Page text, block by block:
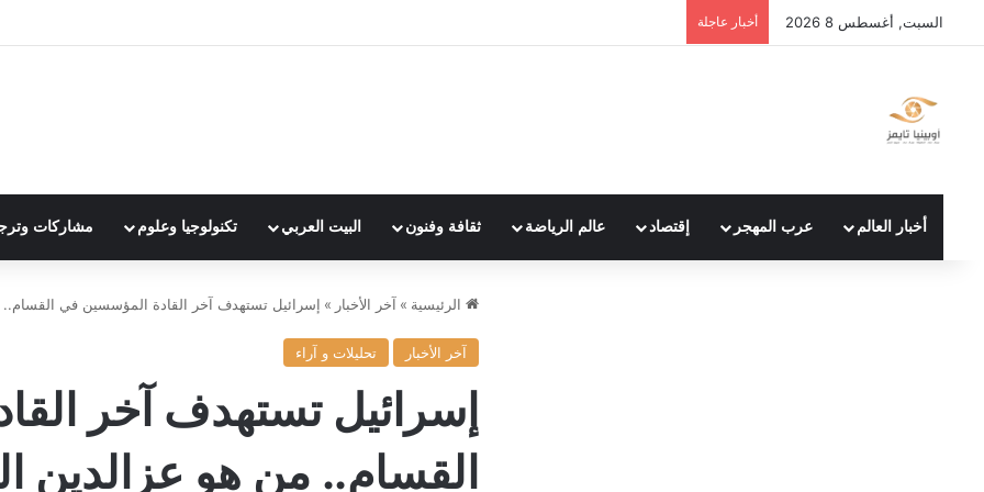
السبت, أغسطس 8 2026 أخبار عاجلة
أخبار العالم عرب المهجر إقتصاد عالم الرياضة ثقافة وفنون البيت العربي تكنولوجيا وعلوم مشاركات
الرئيسية » آخر الأخبار » إسرائيل تستهدف آخر القادة المؤسسين في القسام..
آخر الأخبار تحليلات و آراء
إسرائيل تستهدف آخر
القسام.. من هو عزالدين